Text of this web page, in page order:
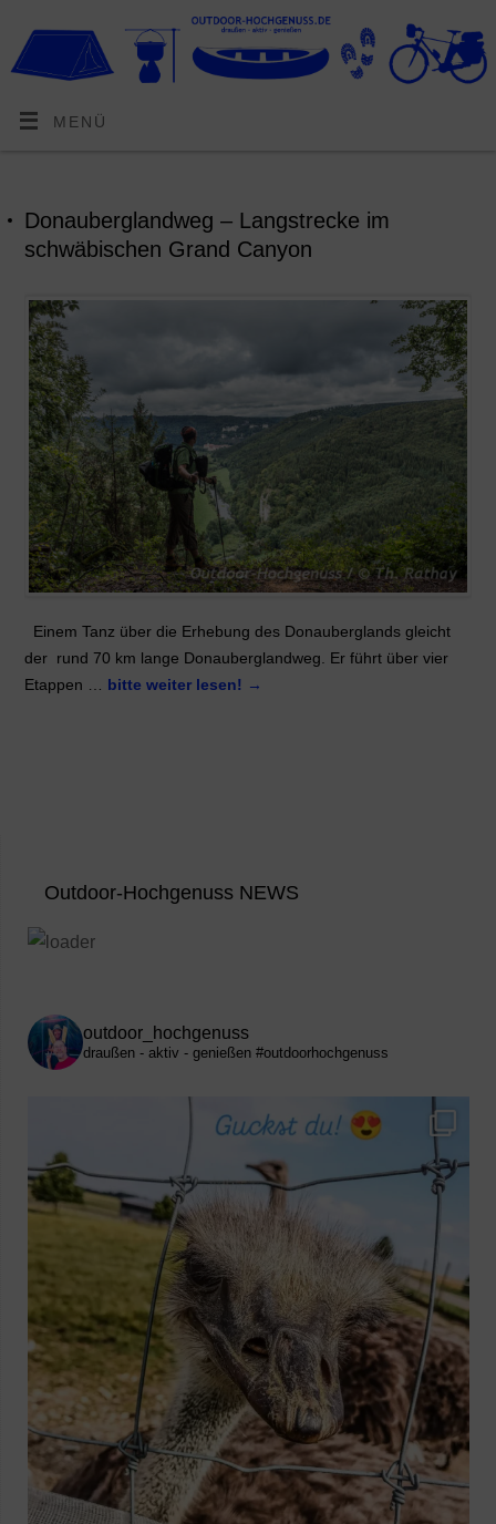
MENÜ
Donauberglandweg – Langstrecke im
schwäbischen Grand Canyon
Einem Tanz über die Erhebung des Donauberglands gleicht
der rund 70 km lange Donauberglandweg. Er führt über vier
Etappen … bitte weiter lesen! →
Outdoor-Hochgenuss NEWS
outdoor_hochgenuss
draußen - aktiv - genießen #outdoorhochgenuss